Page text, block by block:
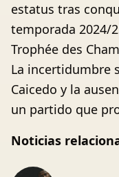
estatus tras
temporada 2024/
Trophée des
La incertidumbre
Caicedo y la
un partido que
Noticias